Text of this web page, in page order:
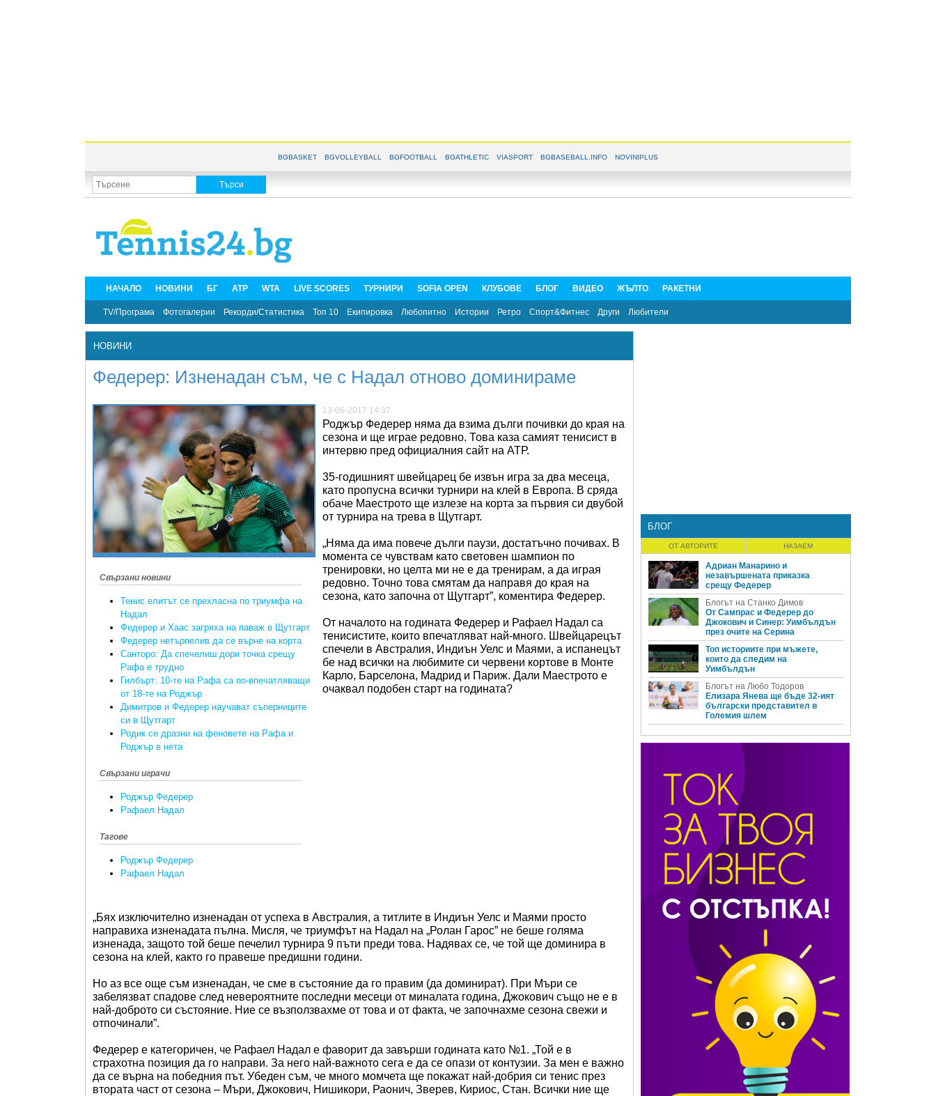
BGBASKET BGVOLLEYBALL BGFOOTBALL BGATHLETIC VIASPORT BGBASEBALL.INFO NOVINIPLUS
НАЧАЛО НОВИНИ БГ ATP WTA LIVE SCORES ТУРНИРИ SOFIA OPEN КЛУБОВЕ БЛОГ ВИДЕО ЖЪЛТО РАКЕТНИ
TV/Програма Фотогалерии Рекорди/Статистика Топ 10 Екипировка Любопитно Истории Ретро Спорт&Фитнес Други Любители
НОВИНИ
Федерер: Изненадан съм, че с Надал отново доминираме
Свързани новини
Тенис елитът се прехласна по триумфа на
Надал
Федерер и Хаас загряха на паваж в Щутгарт
Федерер нетърпелив да се върне на корта
Санторо: Да спечелиш дори точка срещу
Рафа е трудно
Гилбърт: 10-те на Рафа са по-впечатляващи
от 18-те на Роджър
Димитров и Федерер научават съперниците
си в Щутгарт
Родик се дразни на феновете на Рафа и
Роджър в нета
Свързани играчи
Роджър Федерер
Рафаел Надал
Тагове
Роджър Федерер
Рафаел Надал
13-06-2017 14:37
Роджър Федерер няма да взима дълги почивки до края на
сезона и ще играе редовно. Това каза самият тенисист в
интервю пред официалния сайт на АТР.
35-годишният швейцарец бе извън игра за два месеца,
като пропусна всички турнири на клей в Европа. В сряда
обаче Маестрото ще излезе на корта за първия си двубой
от турнира на трева в Щутгарт.
„Няма да има повече дълги паузи, достатъчно почивах. В
момента се чувствам като световен шампион по
тренировки, но целта ми не е да тренирам, а да играя
редовно. Точно това смятам да направя до края на
сезона, като започна от Щутгарт”, коментира Федерер.
От началото на годината Федерер и Рафаел Надал са
тенисистите, които впечатляват най-много. Швейцарецът
спечели в Австралия, Индиън Уелс и Маями, а испанецът
бе над всички на любимите си червени кортове в Монте
Карло, Барселона, Мадрид и Париж. Дали Маестрото е
очаквал подобен старт на годината?
„Бях изключително изненадан от успеха в Австралия, а титлите в Индиън Уелс и Маями просто
направиха изненадата пълна. Мисля, че триумфът на Надал на „Ролан Гарос” не беше голяма
изненада, защото той беше печелил турнира 9 пъти преди това. Надявах се, че той ще доминира в
сезона на клей, както го правеше предишни години.
Но аз все още съм изненадан, че сме в състояние да го правим (да доминират). При Мъри се
забелязват спадове след невероятните последни месеци от миналата година, Джокович също не е в
най-доброто си състояние. Ние се възползвахме от това и от факта, че започнахме сезона свежи и
отпочинали”.
Федерер е категоричен, че Рафаел Надал е фаворит да завърши годината като №1. „Той е в
страхотна позиция да го направи. За него най-важното сега е да се опази от контузии. За мен е важно
да се върна на победния път. Убеден съм, че много момчета ще покажат най-добрия си тенис през
втората част от сезона – Мъри, Джокович, Нишикори, Раонич, Зверев, Кириос, Стан. Всички ние ще
БЛОГ
ОТ АВТОРИТЕ НАЗАЕМ
Адриан Манарино и
незавършената приказка
срещу Федерер
Блогът на Станко Димов
От Сампрас и Федерер до
Джокович и Синер: Уимбълдън
през очите на Серина
Топ историите при мъжете,
които да следим на
Уимбълдън
Блогът на Любо Тодоров
Елизара Янева ще бъде 32-ият
български представител в
Големия шлем